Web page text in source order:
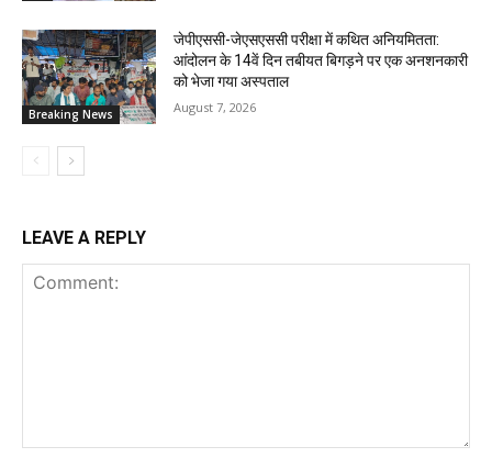
Breaking News
जेपीएससी-जेएसएससी परीक्षा में कथित अनियमितता:
आंदोलन के 14वें दिन तबीयत बिगड़ने पर एक अनशनकारी
को भेजा गया अस्पताल
August 7, 2026
LEAVE A REPLY